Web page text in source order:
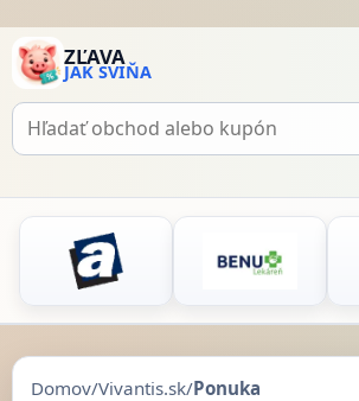
ZĽAVA
JAK SVIŇA
Hľadať
Domov/Vivantis.sk/Ponuka